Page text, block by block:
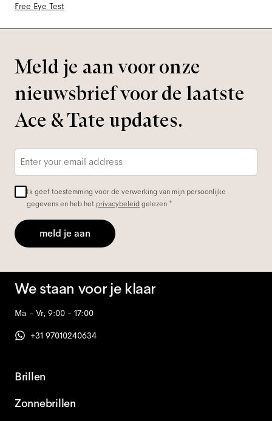
Free Eye Test
Meld je aan voor onze
nieuwsbrief voor de laatste
Ace & Tate updates.
E-
mailadres*
Ik geef toestemming voor de verwerking van mijn persoonlijke
gegevens en heb het privacybeleidgelezen *
meld je aan
We staan voor je klaar
Ma - Vr, 9:00 - 17:00
+31 97010240634
Brillen
Zonnebrillen